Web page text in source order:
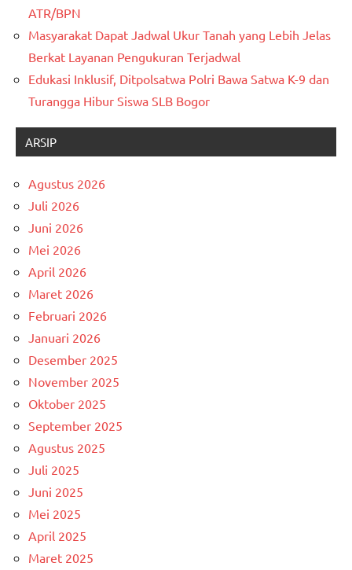
ATR/BPN
Masyarakat Dapat Jadwal Ukur Tanah yang Lebih Jelas
Berkat Layanan Pengukuran Terjadwal
Edukasi Inklusif, Ditpolsatwa Polri Bawa Satwa K-9 dan
Turangga Hibur Siswa SLB Bogor
ARSIP
Agustus 2026
Juli 2026
Juni 2026
Mei 2026
April 2026
Maret 2026
Februari 2026
Januari 2026
Desember 2025
November 2025
Oktober 2025
September 2025
Agustus 2025
Juli 2025
Juni 2025
Mei 2025
April 2025
Maret 2025